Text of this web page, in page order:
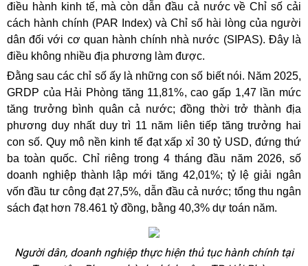
điều hành kinh tế, mà còn dẫn đầu cả nước về Chỉ số cải
cách hành chính (PAR Index) và Chỉ số hài lòng của người
dân đối với cơ quan hành chính nhà nước (SIPAS). Đây là
điều không nhiều địa phương làm được.
Đằng sau các chỉ số ấy là những con số biết nói. Năm 2025,
GRDP của Hải Phòng tăng 11,81%, cao gấp 1,47 lần mức
tăng trưởng bình quân cả nước; đồng thời trở thành địa
phương duy nhất duy trì 11 năm liên tiếp tăng trưởng hai
con số. Quy mô nền kinh tế đạt xấp xỉ 30 tỷ USD, đứng thứ
ba toàn quốc. Chỉ riêng trong 4 tháng đầu năm 2026, số
doanh nghiệp thành lập mới tăng 42,01%; tỷ lệ giải ngân
vốn đầu tư công đạt 27,5%, dẫn đầu cả nước; tổng thu ngân
sách đạt hơn 78.461 tỷ đồng, bằng 40,3% dự toán năm.
Người dân, doanh nghiệp thực hiện thủ tục hành chính tại